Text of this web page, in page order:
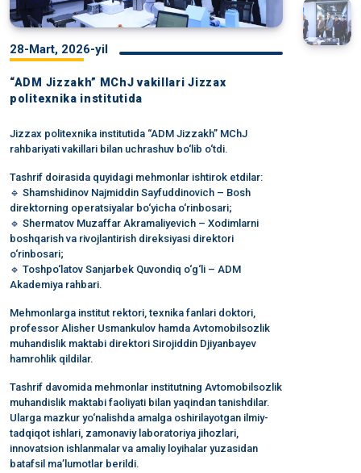
28-Mart, 2026-yil
“ADM Jizzakh” MChJ vakillari Jizzax
politexnika institutida
Jizzax politexnika institutida “ADM Jizzakh” MChJ
rahbariyati vakillari bilan uchrashuv bo‘lib o‘tdi.
Tashrif doirasida quyidagi mehmonlar ishtirok etdilar:
🔹 Shamshidinov Najmiddin Sayfuddinovich – Bosh
direktorning operatsiyalar bo‘yicha o‘rinbosari;
🔹 Shermatov Muzaffar Akramaliyevich – Xodimlarni
boshqarish va rivojlantirish direksiyasi direktori
o‘rinbosari;
🔹 Toshpo‘latov Sanjarbek Quvondiq o‘g‘li – ADM
Akademiya rahbari.
Mehmonlarga institut rektori, texnika fanlari doktori,
professor Alisher Usmankulov hamda Avtomobilsozlik
muhandislik maktabi direktori Sirojiddin Djiyanbayev
hamrohlik qildilar.
Tashrif davomida mehmonlar institutning Avtomobilsozlik
muhandislik maktabi faoliyati bilan yaqindan tanishdilar.
Ularga mazkur yo‘nalishda amalga oshirilayotgan ilmiy-
tadqiqot ishlari, zamonaviy laboratoriya jihozlari,
innovatsion ishlanmalar va amaliy loyihalar yuzasidan
batafsil ma’lumotlar berildi.